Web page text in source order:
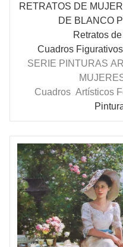
RETRATOS DE
DE BLANCO
Retratos
Cuadros
SERIE PINTURAS
Cuadros Artísticos